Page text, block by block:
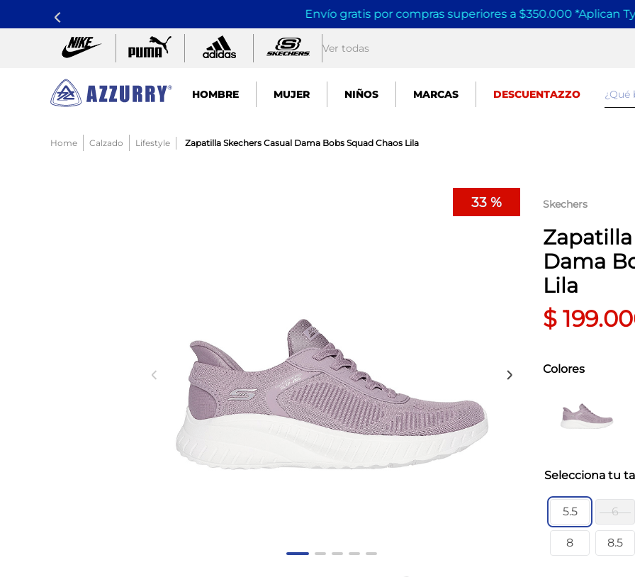
Envío gratis por compras superiores a $350.000 *Aplican
Ver todas
HOMBRE MUJER NIÑOS MARCAS DESCUENTAZZO
Calzado Lifestyle Zapatilla Skechers Casual Dama Bobs Squad Chaos Lila
33 % Skechers
Zapatilla
Dama
Lila
$ 199.
Colores
5.5 6
8 8.5
nike pacific